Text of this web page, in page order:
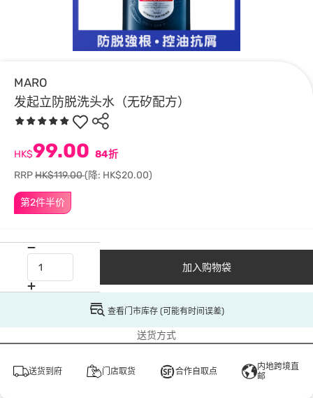
MARO
发起立防脱洗头水（无矽配方）
第2件半价
HK$99.00 84折
RRPHK$119.00(降: HK$20.00)
加入购物袋
查看门市库存 (可能有时间误差)
送货方式
送货到府 门店取货 合作自取点
内地跨境直
邮